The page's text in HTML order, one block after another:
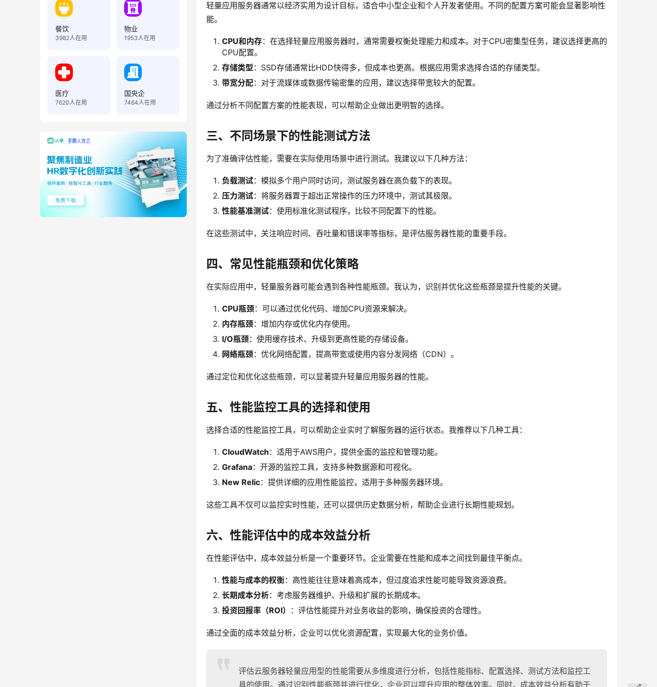
轻量应用服务器通常以经济实用为设计目标，适合中小型企业和个人开发者使用。不同的配置方案可能会显著影响性
能。
CPU和内存：在选择轻量应用服务器时，通常需要权衡处理能力和成本。对于CPU密集型任务，建议选择更高的
CPU配置。
存储类型：SSD存储通常比HDD快得多，但成本也更高。根据应用需求选择合适的存储类型。
带宽分配：对于流媒体或数据传输密集的应用，建议选择带宽较大的配置。
通过分析不同配置方案的性能表现，可以帮助企业做出更明智的选择。
三、不同场景下的性能测试方法
为了准确评估性能，需要在实际使用场景中进行测试。我建议以下几种方法：
负载测试：模拟多个用户同时访问，测试服务器在高负载下的表现。
压力测试：将服务器置于超出正常操作的压力环境中，测试其极限。
性能基准测试：使用标准化测试程序，比较不同配置下的性能。
在这些测试中，关注响应时间、吞吐量和错误率等指标，是评估服务器性能的重要手段。
四、常见性能瓶颈和优化策略
在实际应用中，轻量服务器可能会遇到各种性能瓶颈。我认为，识别并优化这些瓶颈是提升性能的关键。
CPU瓶颈：可以通过优化代码、增加CPU资源来解决。
内存瓶颈：增加内存或优化内存使用。
I/O瓶颈：使用缓存技术、升级到更高性能的存储设备。
网络瓶颈：优化网络配置，提高带宽或使用内容分发网络（CDN）。
通过定位和优化这些瓶颈，可以显著提升轻量应用服务器的性能。
五、性能监控工具的选择和使用
选择合适的性能监控工具，可以帮助企业实时了解服务器的运行状态。我推荐以下几种工具：
CloudWatch ：适用于AWS用户，提供全面的监控和管理功能。
Grafana：开源的监控工具，支持多种数据源和可视化。
New Relic：提供详细的应用性能监控，适用于多种服务器环境。
这些工具不仅可以监控实时性能，还可以提供历史数据分析，帮助企业进行长期性能规划。
六、性能评估中的成本效益分析
在性能评估中，成本效益分析是一个重要环节。企业需要在性能和成本之间找到最佳平衡点。
性能与成本的权衡：高性能往往意味着高成本，但过度追求性能可能导致资源浪费。
长期成本分析：考虑服务器维护、升级和扩展的长期成本。
投资回报率（ROI）
：评估性能提升对业务收益的影响，确保投资的合理性。
通过全面的成本效益分析，企业可以优化资源配置，实现最大化的业务价值。
评估云服务器轻量应用型的性能需要从多维度进行分析，包括性能指标、配置选择、测试方法和监控工
具的使用。通过识别性能瓶颈并进行优化，企业可以提升应用的整体效率。同时，成本效益分析有助于
餐饮
3982人在用
物业
1953人在用
医疗
7620人在用
国央企
7464人在用